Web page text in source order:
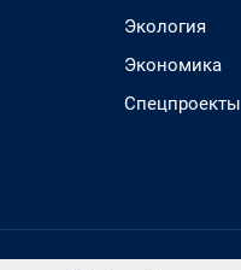
Экология
Экономика
Спецпроекты